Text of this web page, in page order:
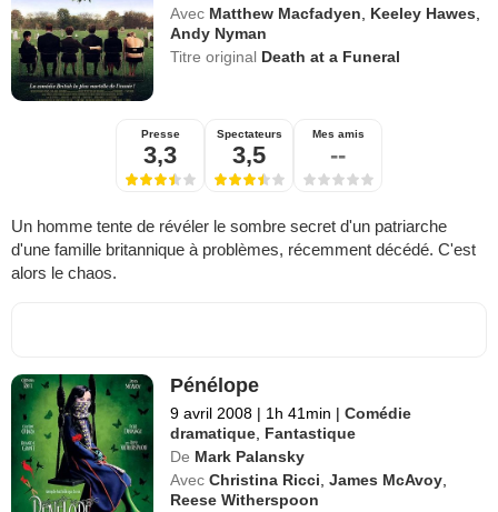
Avec Matthew Macfadyen Keeley Hawes
Andy Nyman
Titre original Death at a Funeral
Presse
3,3
Spectateurs
3,5
Mes amis
--
Un homme tente de révéler le sombre secret d'un patriarche
d'une famille britannique à problèmes, récemment décédé. C'est
alors le chaos.
Pénélope
9 avril 2008 | 1h 41min | Comédie
dramatique Fantastique
De Mark Palansky
Avec Christina Ricci ,James McAvoy
Reese Witherspoon